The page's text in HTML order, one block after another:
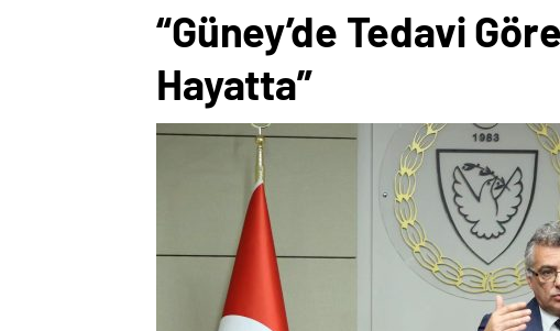
“Güney’de Tedavi
Hayatta”